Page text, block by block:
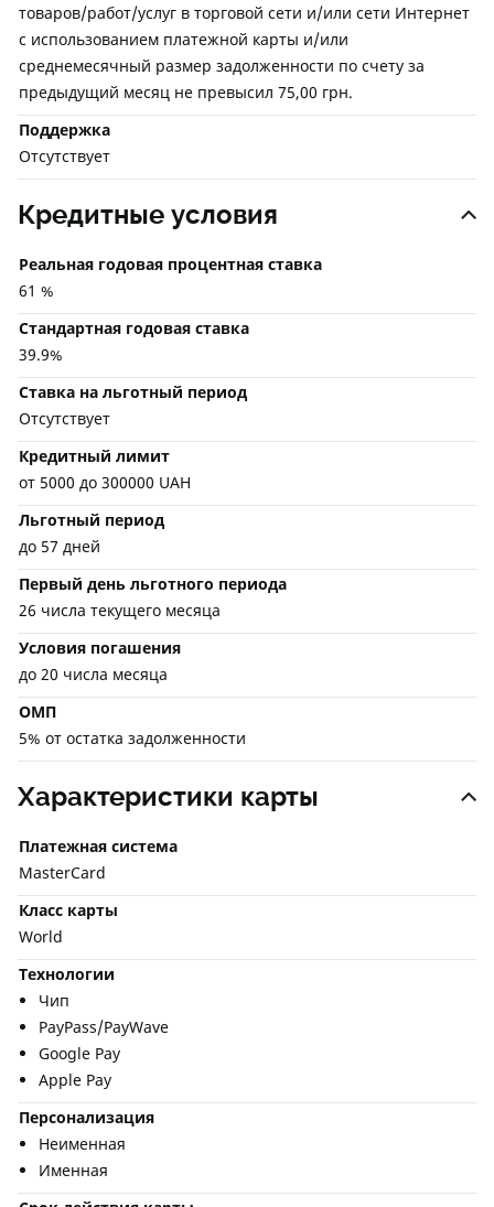
товаров/работ/услуг в торговой сети и/или сети Интернет
с использованием платежной карты и/или
среднемесячный размер задолженности по счету за
предыдущий месяц не превысил 75,00 грн.
Поддержка
Отсутствует
Кредитные условия
Реальная годовая процентная ставка
61 %
Стандартная годовая ставка
39.9%
Ставка на льготный период
Отсутствует
Кредитный лимит
от 5000 до 300000 UAH
Льготный период
до 57 дней
Первый день льготного периода
26 числа текущего месяца
Условия погашения
до 20 числа месяца
ОМП
5% от остатка задолженности
Характеристики карты
Платежная система
MasterCard
Класс карты
World
Технологии
Чип
PayPass/PayWave
Google Pay
Apple Pay
Персонализация
Неименная
Именная